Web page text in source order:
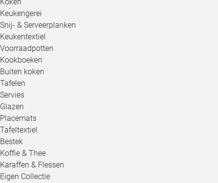
Keukengerei
Snij- & Serveerplanken
Keukentextiel
Voorraadpotten
Kookboeken
Buiten koken
Tafelen
Servies
Glazen
Placemats
Tafeltextiel
Bestek
Koffie & Thee
Karaffen & Flessen
Eigen Collectie